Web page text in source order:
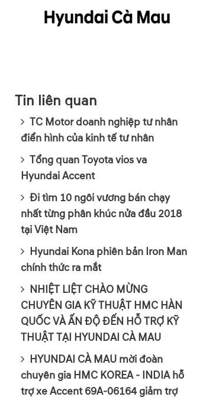
Tin liên quan
TC Motor doanh nghiệp tư nhân
điển hình của kinh tế tư nhân
Tổng quan Toyota vios va
Hyundai Accent
Đi tìm 10 ngôi vương bán chạy
nhất từng phân khúc nửa đầu 2018
tại Việt Nam
Hyundai Kona phiên bản Iron Man
chính thức ra mắt
NHIỆT LIỆT CHÀO MỪNG
CHUYÊN GIA KỸ THUẬT HMC HÀN
QUỐC VÀ ẤN ĐỘ ĐẾN HỖ TRỢ KỸ
THUẬT TẠI HYUNDAI CÀ MAU
HYUNDAI CÀ MAU mời đoàn
chuyên gia HMC KOREA - INDIA hỗ
trợ xe Accent 69A-06164 giảm trợ